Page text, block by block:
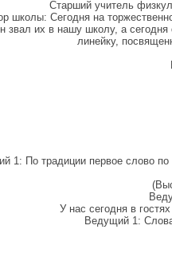
Старший учитель
школы: Сегодня на
звал их в нашу школу, а
линейку,
1: По традиции первое слово по
У нас сегодня в
Ведущий 1: